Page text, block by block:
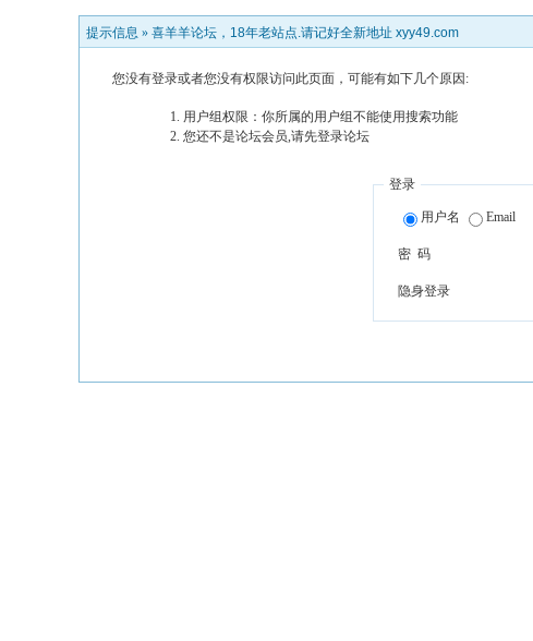
提示信息 » 喜羊羊论坛，18年老站点.请记好全新地址 xyy49.com
您没有登录或者您没有权限访问此页面，可能有如下几个原因:
用户组权限：你所属的用户组不能使用搜索功能
您还不是论坛会员,请先登录论坛
登录
用户名 Email
密 码
隐身登录